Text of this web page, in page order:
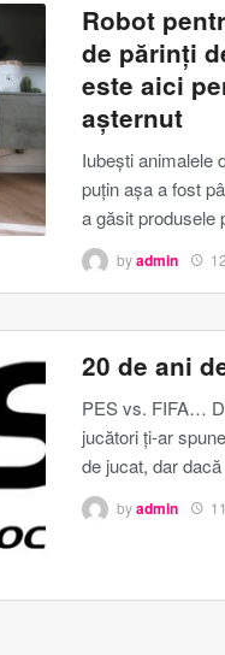
Robot
de părinți
este aici
așternut
Iubești animalele
puțin așa a fost
a găsit produsele
by admin
20 de ani
PES vs. FIFA…
jucători ți-ar
de jucat, dar
by admin